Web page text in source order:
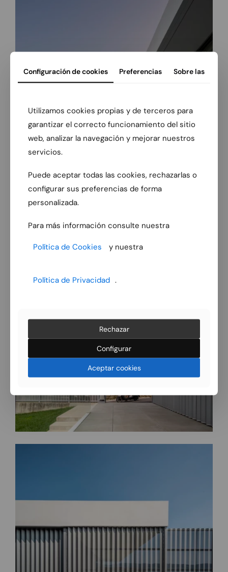
Configuración de cookies Preferencias Sobre las
Utilizamos cookies propias y de terceros para
garantizar el correcto funcionamiento del sitio
web, analizar la navegación y mejorar nuestros
servicios.
Puede aceptar todas las cookies, rechazarlas o
configurar sus preferencias de forma
personalizada.
Para más información consulte nuestra
Política de Cookies y nuestra
Política de Privacidad .
Rechazar
Configurar
Aceptar cookies